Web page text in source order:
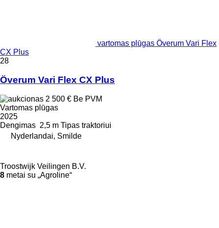
vartomas plūgas Överum Vari Flex
CX Plus
28
Överum Vari Flex CX Plus
2 500 € Be PVM
Vartomas plūgas
2025
Dengimas 2,5 m Tipas traktoriui
Nyderlandai, Smilde
Troostwijk Veilingen B.V.
8 metai su „Agroline“